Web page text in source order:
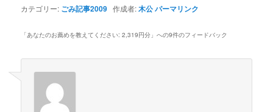
カテゴリー: ごみ記事2009 作成者:木公パーマリンク
「あなたのお薦めを教えてください: 2,319円分 」への9件のフィードバック